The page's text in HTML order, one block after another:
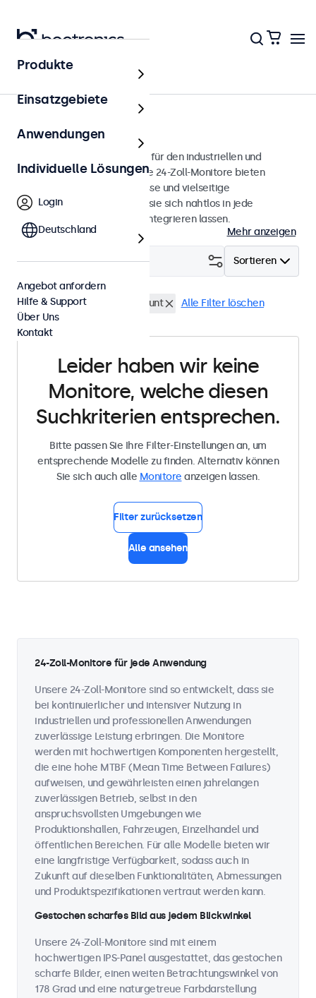
Monitore
24 Zoll Monitore
24-Zoll-Monitore, entwickelt für den industriellen und
professionellen Einsatz. Diese 24-Zoll-Monitore bieten
verschiedene Videoanschlüsse und vielseitige
Montageoptionen, wodurch sie sich nahtlos in jede
Anwendung und Umgebung integrieren lassen.
Mehr anzeigen
Sortieren
Filtern (0)
24 Zoll Monitore Panel-Mount Alle Filter löschen
Leider haben wir keine
Monitore, welche diesen
Suchkriterien entsprechen.
Bitte passen Sie Ihre Filter-Einstellungen an, um
entsprechende Modelle zu finden. Alternativ können
Sie sich auch alle Monitore anzeigen lassen.
Filter zurücksetzen
Alle ansehen
24-Zoll-Monitore für jede Anwendung
Unsere 24-Zoll-Monitore sind so entwickelt, dass sie
bei kontinuierlicher und intensiver Nutzung in
industriellen und professionellen Anwendungen
zuverlässige Leistung erbringen. Die Monitore
werden mit hochwertigen Komponenten hergestellt,
die eine hohe MTBF (Mean Time Between Failures)
aufweisen, und gewährleisten einen jahrelangen
zuverlässigen Betrieb, selbst in den
anspruchsvollsten Umgebungen wie
Produktionshallen, Fahrzeugen, Einzelhandel und
öffentlichen Bereichen. Für alle Modelle bieten wir
eine langfristige Verfügbarkeit, sodass auch in
Zukunft auf dieselben Funktionalitäten, Abmessungen
und Produktspezifikationen vertraut werden kann.
Gestochen scharfes Bild aus jedem Blickwinkel
Unsere 24-Zoll-Monitore sind mit einem
hochwertigen IPS-Panel ausgestattet, das gestochen
scharfe Bilder, einen weiten Betrachtungswinkel von
178 Grad und eine naturgetreue Farbdarstellung
Produkte
Einsatzgebiete
Anwendungen
Individuelle Lösungen
Login
Deutschland
Angebot anfordern
Hilfe & Support
Über Uns
Kontakt